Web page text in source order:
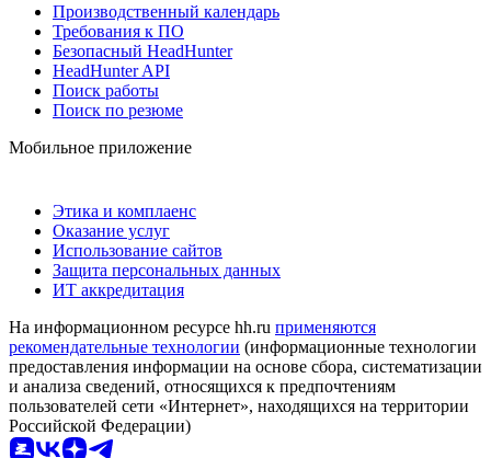
Производственный календарь
Требования к ПО
Безопасный HeadHunter
HeadHunter API
Поиск работы
Поиск по резюме
Мобильное приложение
Этика и комплаенс
Оказание услуг
Использование сайтов
Защита персональных данных
ИТ аккредитация
На информационном ресурсе hh.ru применяются
рекомендательные технологии (информационные технологии
предоставления информации на основе сбора, систематизации
и анализа сведений, относящихся к предпочтениям
пользователей сети «Интернет», находящихся на территории
Российской Федерации)